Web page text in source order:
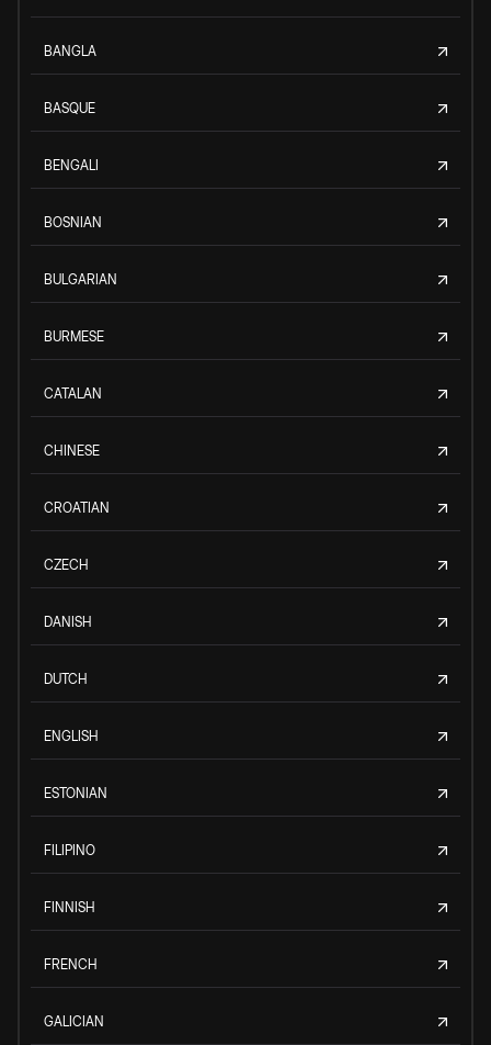
BANGLA
BASQUE
BENGALI
BOSNIAN
BULGARIAN
BURMESE
CATALAN
CHINESE
CROATIAN
CZECH
DANISH
DUTCH
ENGLISH
ESTONIAN
FILIPINO
FINNISH
FRENCH
GALICIAN